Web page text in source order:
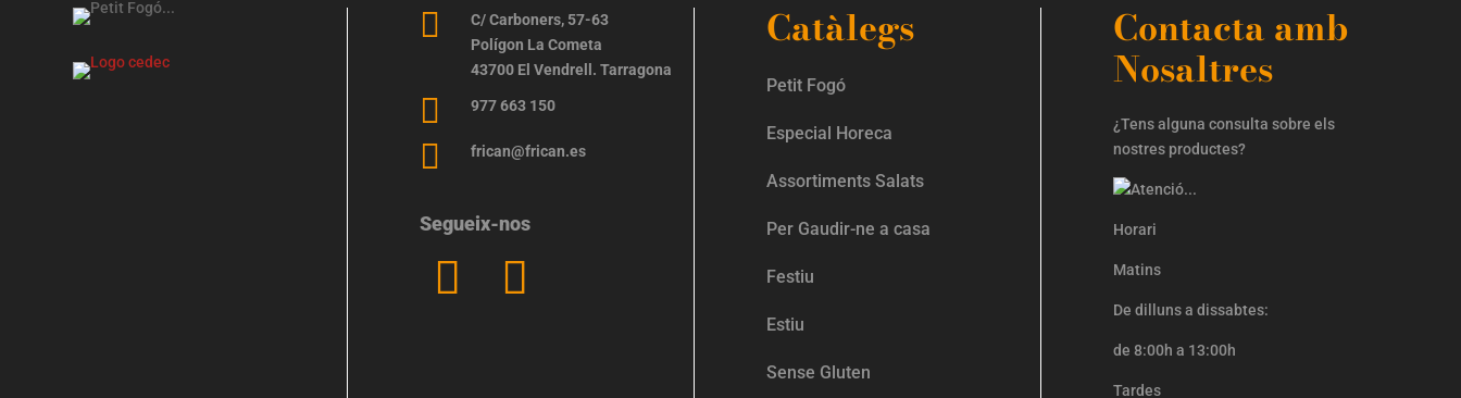

C/ Carboners, 57-63
Polígon La Cometa
43700 El Vendrell. Tarragona
 977 663 150
 frican@frican.es
Segueix-nos
Catàlegs
Petit Fogó
Especial Horeca
Assortiments Salats
Per Gaudir-ne a casa
Festiu
Estiu
Sense Gluten
Contacta amb
Nosaltres
¿Tens alguna consulta sobre els
nostres productes?
Horari
Matins
De dilluns a dissabtes:
de 8:00h a 13:00h
Tardes